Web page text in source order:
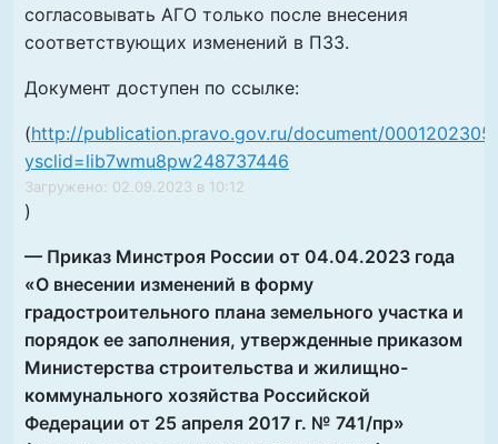
согласовывать АГО только после внесения
соответствующих изменений в ПЗЗ.
Документ доступен по ссылке:
(http://publication.pravo.gov.ru/document/
ysclid=lib7wmu8pw248737446
Загружено: 02.09.2023 в 10:12
)
— Приказ Минстроя России от 04.04.2023 года
«О внесении изменений в форму
градостроительного плана земельного участка и
порядок ее заполнения, утвержденные приказом
Министерства строительства и жилищно-
коммунального хозяйства Российской
Федерации от 25 апреля 2017 г. № 741/пр»